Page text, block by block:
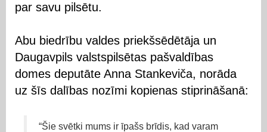
par savu pilsētu.
Abu biedrību valdes priekšsēdētāja un
Daugavpils valstspilsētas pašvaldības
domes deputāte Anna Stankeviča, norāda
uz šīs dalības nozīmi kopienas stiprināšanā:
“Šie svētki mums ir īpašs brīdis, kad varam